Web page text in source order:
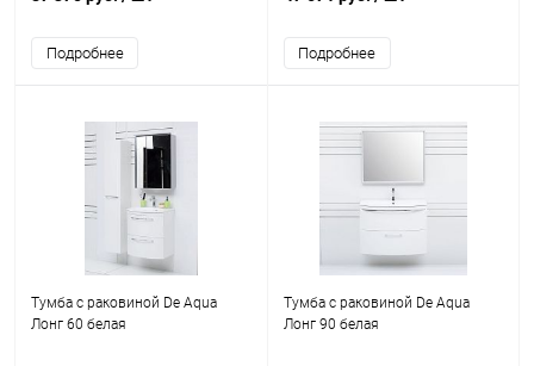
Подробнее Подробнее
Тумба с раковиной De Aqua
Лонг 60 белая
Тумба с раковиной De Aqua
Лонг 90 белая